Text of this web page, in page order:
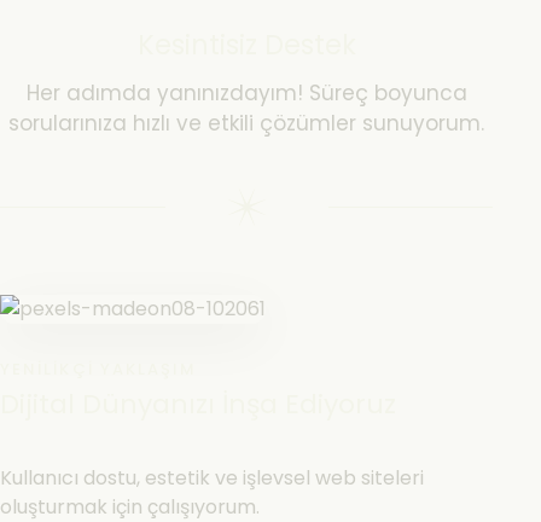
Her adımda yanınızdayım! Süreç boyunca
sorularınıza hızlı ve etkili çözümler sunuyorum.
Kullanıcı dostu, estetik ve işlevsel web siteleri
oluşturmak için çalışıyorum.